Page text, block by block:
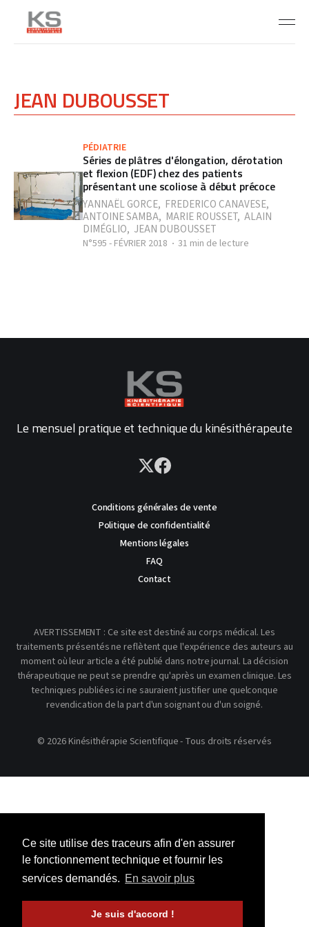
Ce site utilise des traceurs afin d'en assurer
le fonctionnement technique et fournir les
services demandés. En savoir plus
Je suis d'accord !
JEAN DUBOUSSET
PÉDIATRIE
Séries de plâtres d'élongation, dérotation
et flexion (EDF) chez des patients
présentant une scoliose à début précoce
YANNAËL GORCE, FREDERICO CANAVESE,
ANTOINE SAMBA, MARIE ROUSSET, ALAIN
DIMÉGLIO, JEAN DUBOUSSET
N°595 - FÉVRIER 2018 31 min de lecture
Le mensuel pratique et technique du kinésithérapeute
Conditions générales de vente
Politique de confidentialité
Mentions légales
FAQ
Contact
AVERTISSEMENT : Ce site est destiné au corps médical. Les
traitements présentés ne reflètent que l'expérience des auteurs au
moment où leur article a été publié dans notre journal. La décision
thérapeutique ne peut se prendre qu'après un examen clinique. Les
techniques publiées ici ne sauraient justifier une quelconque
revendication de la part d'un soignant ou d'un soigné.
© 2026 Kinésithérapie Scientifique - Tous droits réservés